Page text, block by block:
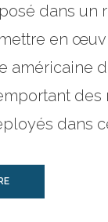
dans un
en
américaine
des
dans